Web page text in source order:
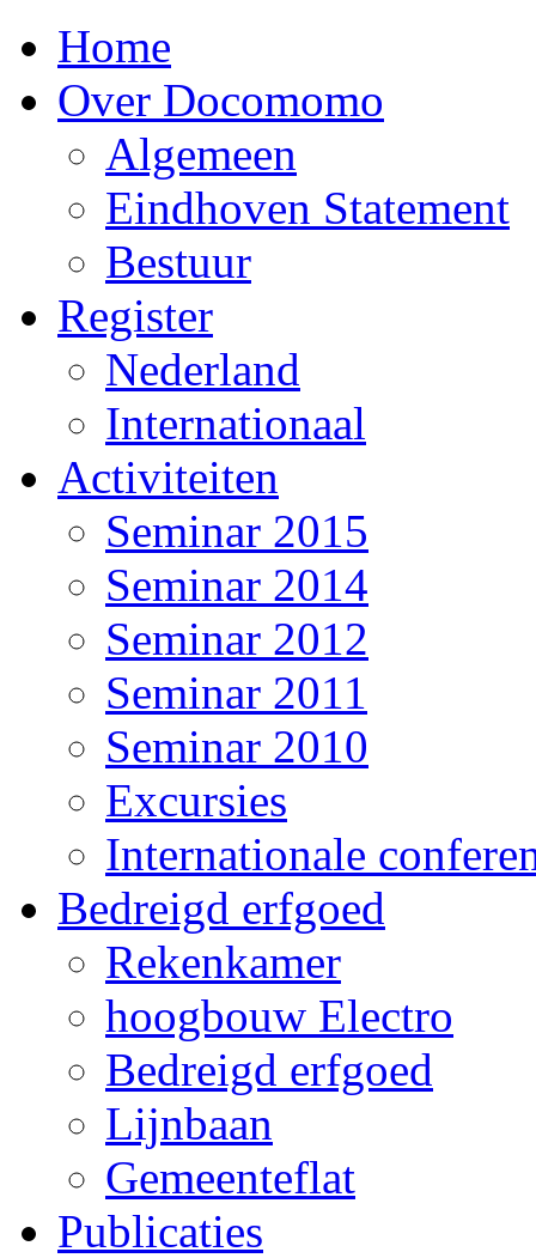
Home
Over Docomomo
Algemeen
Eindhoven Statement
Bestuur
Register
Nederland
Internationaal
Activiteiten
Seminar 2015
Seminar 2014
Seminar 2012
Seminar 2011
Seminar 2010
Excursies
Internationale
Bedreigd erfgoed
Rekenkamer
hoogbouw Electro
Bedreigd erfgoed
Lijnbaan
Gemeenteflat
Publicaties